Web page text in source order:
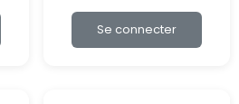
Se connecter